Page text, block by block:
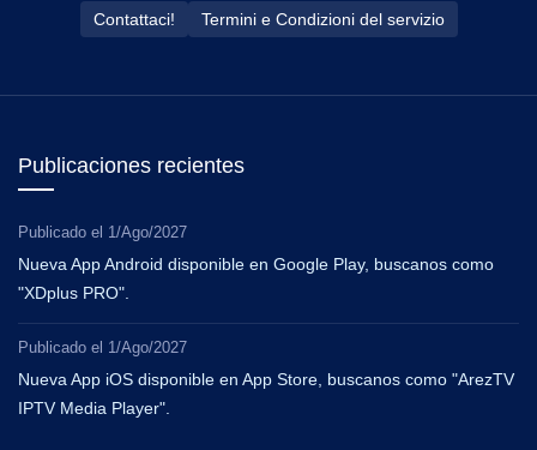
Contattaci! Termini e Condizioni del servizio
Publicaciones recientes
Publicado el 1/Ago/2027
Nueva App Android disponible en Google Play, buscanos como
"XDplus PRO".
Publicado el 1/Ago/2027
Nueva App iOS disponible en App Store, buscanos como "ArezTV
IPTV Media Player".